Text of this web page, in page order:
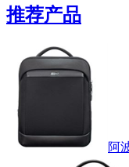
推荐产品
阿